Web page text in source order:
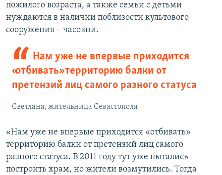
пожилого возраста, а также семьи с детьми
нуждаются в наличии поблизости культового
сооружения – часовни.
Нам уже не впервые приходится
«отбивать» территорию балки от
претензий лиц самого разного статуса
Светлана, жительница Севастополя
«Нам уже не впервые приходится «отбивать»
территорию балки от претензий лиц самого
разного статуса. В 2011 году тут уже пытались
построить храм, но жители возмутились. Тогда